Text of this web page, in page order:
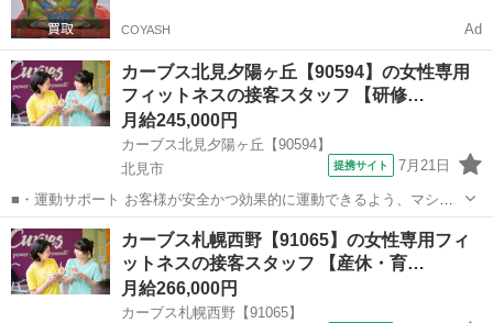
COYASH Ad
カーブス北見夕陽ヶ丘【90594】の女性専用
フィットネスの接客スタッフ 【研修…
月給245,000円
カーブス北見夕陽ヶ丘【90594】
北見市
提携サイト 7月21日
■・運動サポート お客様が安全かつ効果的に運動できるよう、マシン
の使い方をアドバイスします。運動が初めての方や苦手な方がほとん
どなので、難しい指導はありません。「今日はこの動きを意識しまし
ょう！」といったお声がけをしながら、...
北海道 北見市 その他
カーブス札幌西野【91065】の女性専用フィ
ットネスの接客スタッフ 【産休・育…
月給266,000円
カーブス札幌西野【91065】